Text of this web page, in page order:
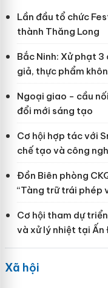
Lần đầu tổ chức
thành Thăng Long
Bắc Ninh: Xử phạt
giả, thực phẩm
Ngoại giao - cầu
đổi mới sáng tạo
Cơ hội hợp tác với
chế tạo và công
Đồn Biên phòng
“Tàng trữ trái phép
Cơ hội tham dự
và xử lý nhiệt tại Ấn
Xã hội